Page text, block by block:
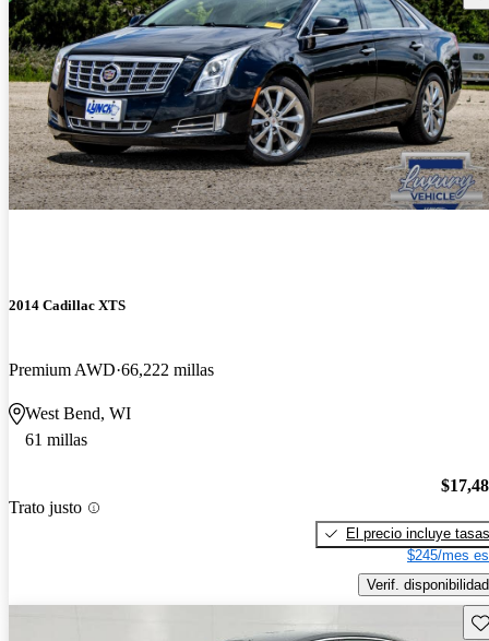
2014 Cadillac XTS
Premium AWD 66,222 millas
West Bend, WI
61 millas
Trato justo
El precio incluye tasas
$245/mes
Verif. disponibilidad